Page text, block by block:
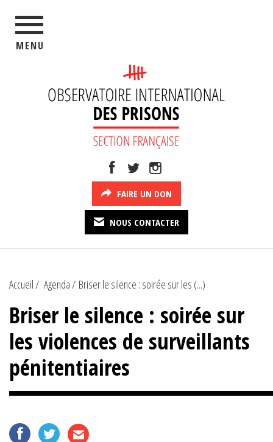
MENU
FAIRE UN DON
NOUS CONTACTER
Accueil Agenda Briser le silence : soirée sur les (...)
Briser le silence : soirée sur
les violences de surveillants
pénitentiaires